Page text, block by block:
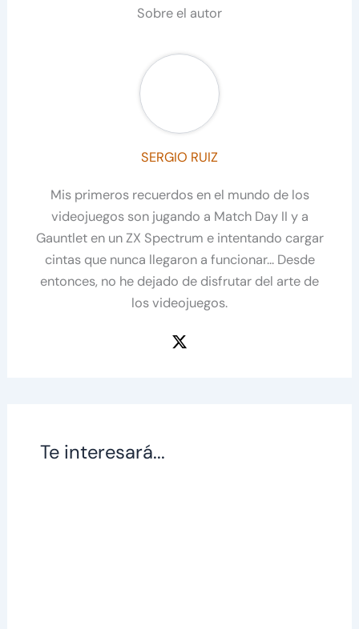
Sobre el autor
SERGIO RUIZ
Mis primeros recuerdos en el mundo de los
videojuegos son jugando a Match Day II y a
Gauntlet en un ZX Spectrum e intentando cargar
cintas que nunca llegaron a funcionar... Desde
entonces, no he dejado de disfrutar del arte de
los videojuegos.
Te interesará...